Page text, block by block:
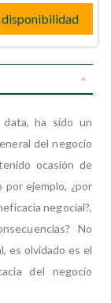
disponibilidad
data, ha sido un
del negocio
ocasión de
por ejemplo, ¿por
negocial?,
No
es olvidado es el
del negocio